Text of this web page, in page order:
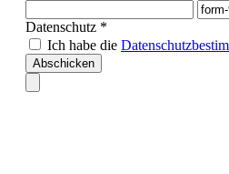
Datenschutz *
Ich habe die
Abschicken